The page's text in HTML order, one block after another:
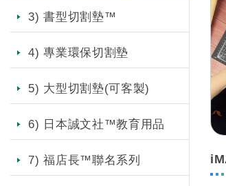
3) 書型切割墊™
4) 專業環保切割墊
5) 大型切割墊(可客製)
6) 日本誠文社™教育用品
7) 福店長™聯名系列